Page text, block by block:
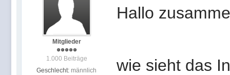
Mitglieder
1.000 Beiträge
Geschlecht: männlich
Hallo
wie sieht das